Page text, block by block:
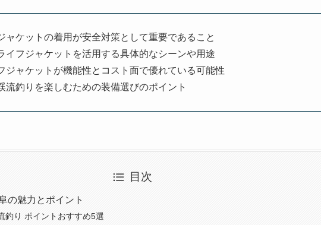
ャケットの着用が安全対策として重要であること
イフジャケットを活用する具体的なシーンや用途
ジャケットが機能性とコスト面で優れている可能性
流釣りを楽しむための装備選びのポイント
目次
の魅力とポイント
釣り ポイントおすすめ5選